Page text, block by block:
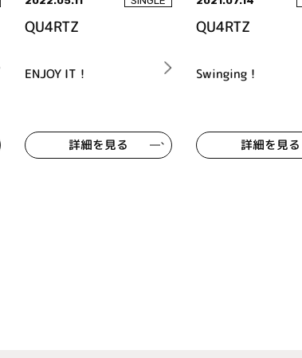
QU4RTZ
ENJOY IT！
詳細を見る
QU4RTZ
Swinging！
詳細を見る